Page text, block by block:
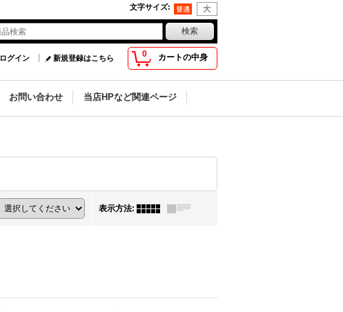
文字サイズ:
0 カートの中身
ログイン 新規登録はこちら
お問い合わせ 当店HPなど関連ページ
表示方法: